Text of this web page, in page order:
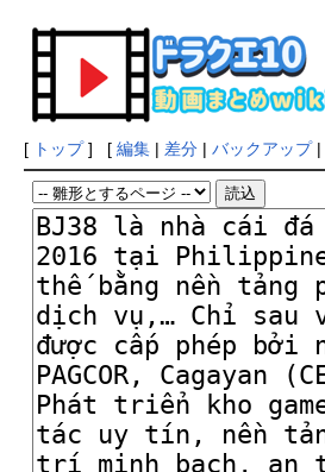
[ トップ] [ 編集| 差分| バックアップ|